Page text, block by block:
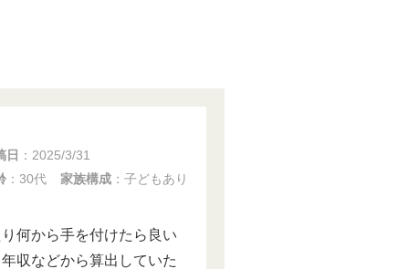
日 ： 2025/3/31
：30代 家族構成 ：子どもあり
何から手を付けたら良い
収などから算出していた